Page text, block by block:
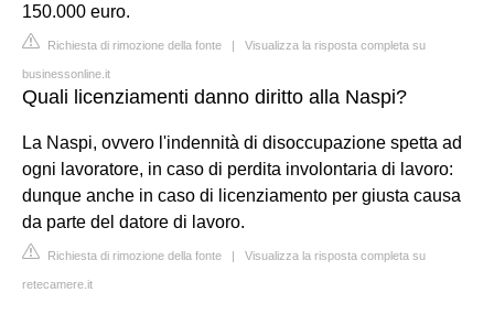
150.000 euro.
Richiesta di rimozione della fonte | Visualizza la risposta completa su
businessonline.it
Quali licenziamenti danno diritto alla Naspi?
La Naspi, ovvero l'indennità di disoccupazione spetta ad
ogni lavoratore, in caso di perdita involontaria di lavoro:
dunque anche in caso di licenziamento per giusta causa
da parte del datore di lavoro.
Richiesta di rimozione della fonte | Visualizza la risposta completa su
retecamere.it